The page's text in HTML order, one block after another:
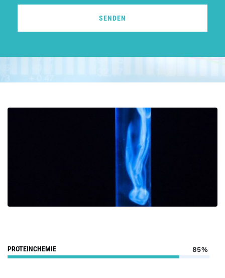
PROTEINCHEMIE 85%